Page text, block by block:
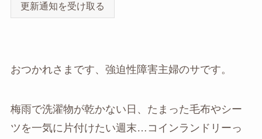
更新通知を受け取る
おつかれさまです、強迫性障害主婦のサです。
梅雨で洗濯物が乾かない日、たまった毛布やシー
ツを一気に片付けたい週末…コインランドリーっ